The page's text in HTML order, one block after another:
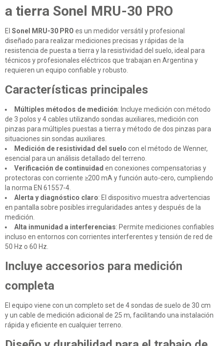
a tierra Sonel MRU-30 PRO
El Sonel MRU-30 PRO es un medidor versátil y profesional
diseñado para realizar mediciones precisas y rápidas de la
resistencia de puesta a tierra y la resistividad del suelo, ideal para
técnicos y profesionales eléctricos que trabajan en Argentina y
requieren un equipo confiable y robusto.
Características principales
Múltiples métodos de medición: Incluye medición con método
de 3 polos y 4 cables utilizando sondas auxiliares, medición con
pinzas para múltiples puestas a tierra y método de dos pinzas para
situaciones sin sondas auxiliares.
Medición de resistividad del suelo con el método de Wenner,
esencial para un análisis detallado del terreno.
Verificación de continuidad en conexiones compensatorias y
protectoras con corriente ≥200 mA y función auto-cero, cumpliendo
la norma EN 61557-4.
Alerta y diagnóstico claro: El dispositivo muestra advertencias
en pantalla sobre posibles irregularidades antes y después de la
medición.
Alta inmunidad a interferencias: Permite mediciones confiables
incluso en entornos con corrientes interferentes y tensión de red de
50 Hz o 60 Hz.
Incluye accesorios para medición
completa
El equipo viene con un completo set de 4 sondas de suelo de 30 cm
y un cable de medición adicional de 25 m, facilitando una instalación
rápida y eficiente en cualquier terreno.